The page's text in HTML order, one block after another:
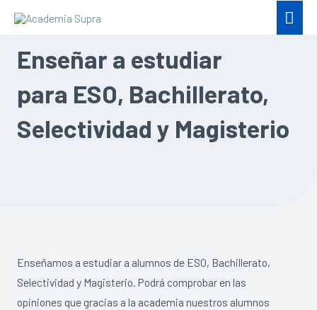
Enseñar a estudiar
para ESO, Bachillerato,
Selectividad y Magisterio
Enseñamos a estudiar a alumnos de ESO, Bachillerato,
Selectividad y Magisterio. Podrá comprobar en las
opiniones que gracias a la academia nuestros alumnos